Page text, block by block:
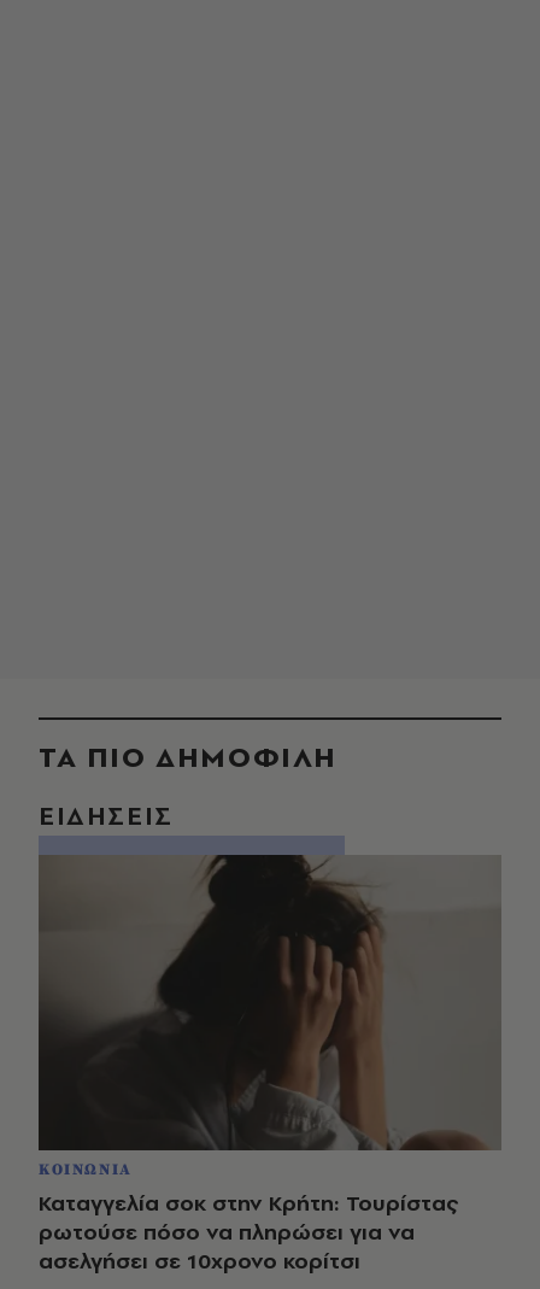
ΤΑ ΠΙΟ ΔΗΜΟΦΙΛΗ
ΕΙΔΗΣΕΙΣ
ΚΟΙΝΩΝΙΑ
Καταγγελία σοκ στην Κρήτη: Τουρίστας
ρωτούσε πόσο να πληρώσει για να
ασελγήσει σε 10χρονο κορίτσι